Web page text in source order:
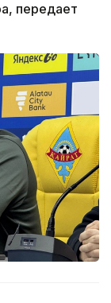
передает